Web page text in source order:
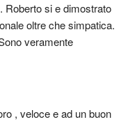
Roberto si e dimostrato
oltre che simpatica.
veramente
, veloce e ad un buon